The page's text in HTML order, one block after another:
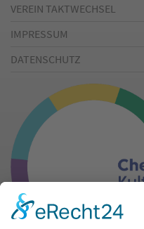
VEREIN TAKTWECHSEL
IMPRESSUM
DATENSCHUTZ